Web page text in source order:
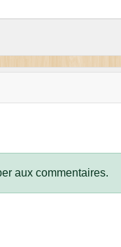
aux commentaires.